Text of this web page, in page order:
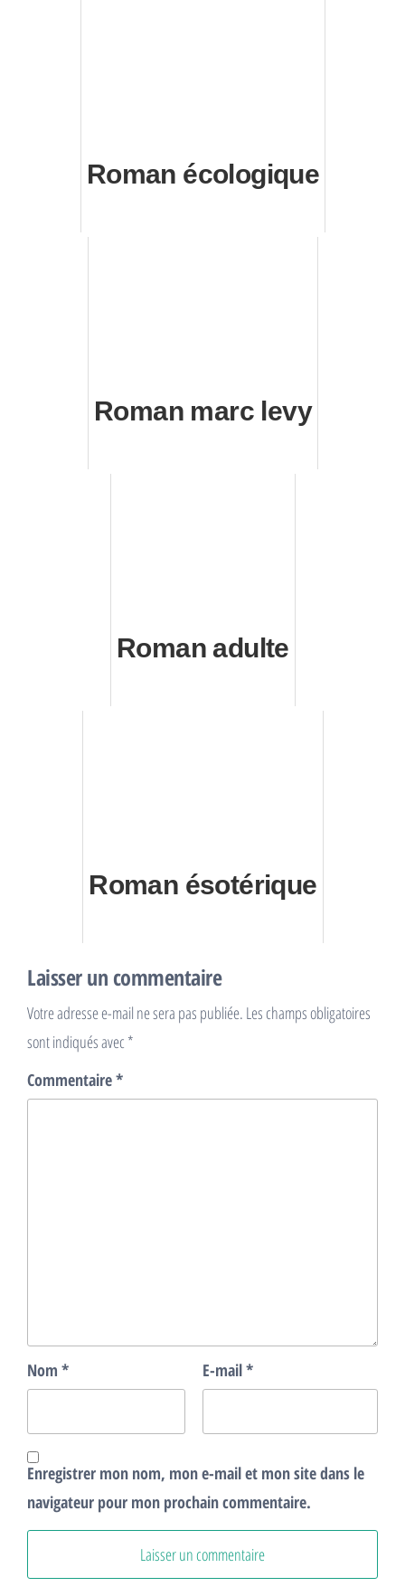
Roman écologique
Roman marc levy
Roman adulte
Roman ésotérique
Laisser un commentaire
Votre adresse e-mail ne sera pas publiée. Les champs obligatoires
sont indiqués avec *
Commentaire*
Nom * E-mail*
Enregistrer mon nom, mon e-mail et mon site dans le
navigateur pour mon prochain commentaire.